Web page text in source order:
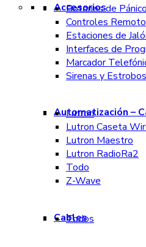
Accesorios
Botones de Pánico
Controles
Estaciones de
Interfaces de
Marcador
Sirenas y Estrobos
Automatización –
Lutron
Lutron Caseta
Lutron Maestro
Lutron RadioRa2
Todo
Z-Wave
Cables
Todos